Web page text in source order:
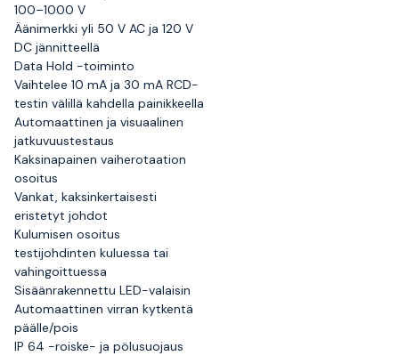
100–1000 V
Äänimerkki yli 50 V AC ja 120 V
DC jännitteellä
Data Hold -toiminto
Vaihtelee 10 mA ja 30 mA RCD-
testin välillä kahdella painikkeella
Automaattinen ja visuaalinen
jatkuvuustestaus
Kaksinapainen vaiherotaation
osoitus
Vankat, kaksinkertaisesti
eristetyt johdot
Kulumisen osoitus
testijohdinten kuluessa tai
vahingoittuessa
Sisäänrakennettu LED-valaisin
Automaattinen virran kytkentä
päälle/pois
IP 64 -roiske- ja pölusuojaus